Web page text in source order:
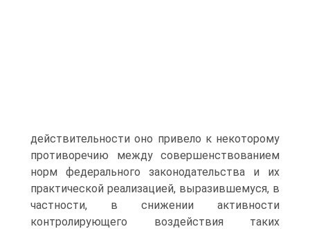
действительности оно привело к некоторому
противоречию между совершенствованием
норм федерального законодательства и их
практической реализацией, выразившемуся, в
частности, в снижении активности
контролирующего воздействия таких